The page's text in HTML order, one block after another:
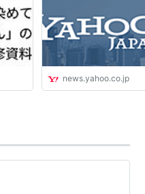
news.yahoo.co.jp